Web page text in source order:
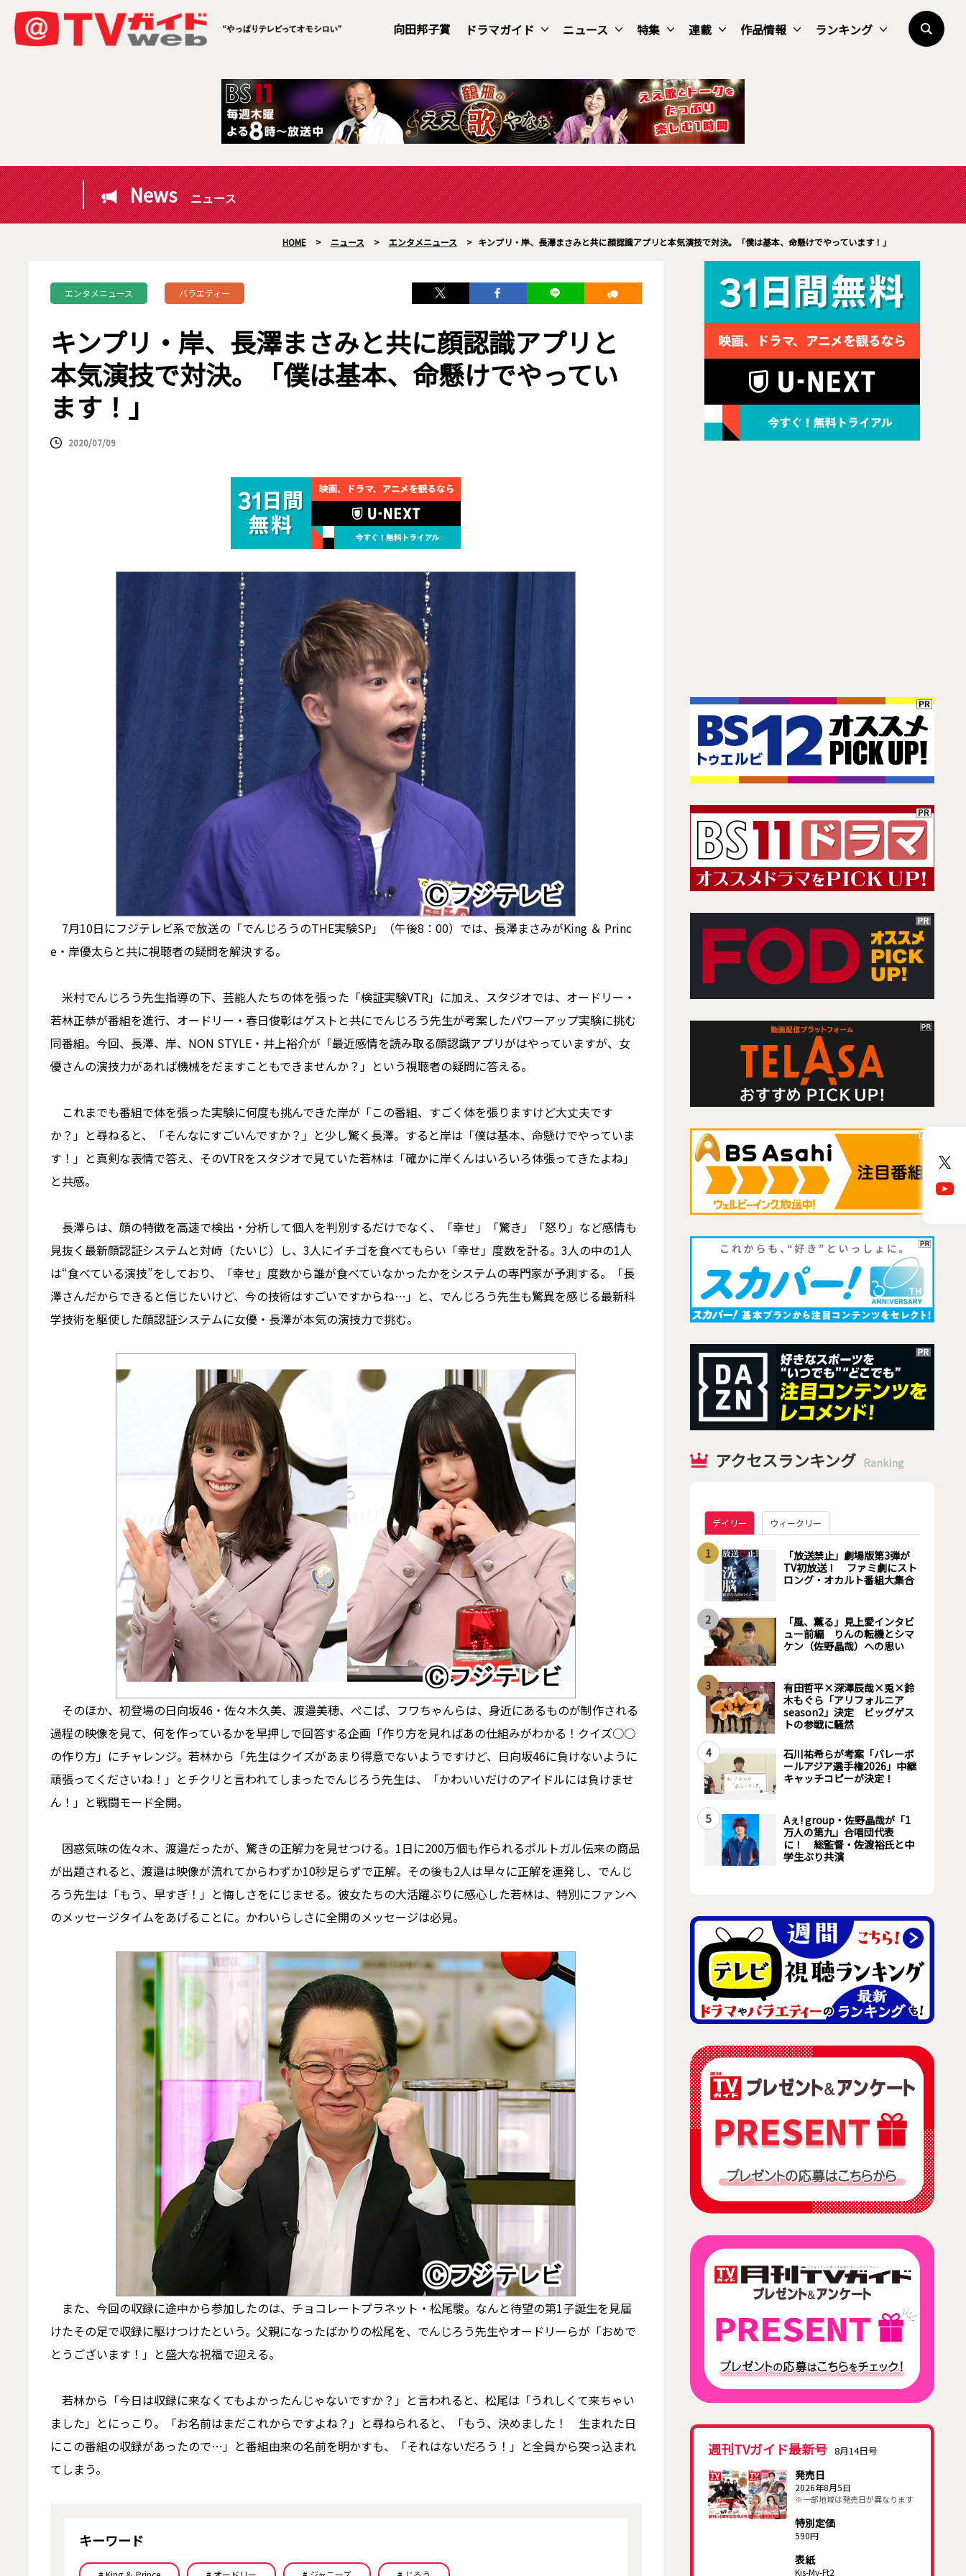
向田邦子賞 ドラマガイド ニュース 特集 連載 作品情報 ランキング
News ニュース
HOME > ニュース > エンタメニュース > キンプリ・岸、長澤まさみと共に顔認識アプリと本気演技で対決。「僕は基本、命懸けでやっています！」
エンタメニュース バラエティー
キンプリ・岸、長澤まさみと共に顔認識アプリと
本気演技で対決。「僕は基本、命懸けでやってい
ます！」
2020/07/09
7月10日にフジテレビ系で放送の「でんじろうのTHE実験SP」（午後8：00）では、長澤まさみがKing ＆ Princ
e・岸優太らと共に視聴者の疑問を解決する。
米村でんじろう先生指導の下、芸能人たちの体を張った「検証実験VTR」に加え、スタジオでは、オードリー・
若林正恭が番組を進行、オードリー・春日俊彰はゲストと共にでんじろう先生が考案したパワーアップ実験に挑む
同番組。今回、長澤、岸、NON STYLE・井上裕介が「最近感情を読み取る顔認識アプリがはやっていますが、女
優さんの演技力があれば機械をだますこともできませんか？」という視聴者の疑問に答える。
これまでも番組で体を張った実験に何度も挑んできた岸が「この番組、すごく体を張りますけど大丈夫です
か？」と尋ねると、「そんなにすごいんですか？」と少し驚く長澤。すると岸は「僕は基本、命懸けでやっていま
す！」と真剣な表情で答え、そのVTRをスタジオで見ていた若林は「確かに岸くんはいろいろ体張ってきたよね」
と共感。
長澤らは、顔の特徴を高速で検出・分析して個人を判別するだけでなく、「幸せ」「驚き」「怒り」など感情も
見抜く最新顔認証システムと対峙（たいじ）し、3人にイチゴを食べてもらい「幸せ」度数を計る。3人の中の1人
は“食べている演技”をしており、「幸せ」度数から誰が食べていなかったかをシステムの専門家が予測する。「長
澤さんだからできると信じたいけど、今の技術はすごいですからね…」と、でんじろう先生も驚異を感じる最新科
学技術を駆使した顔認証システムに女優・長澤が本気の演技力で挑む。
そのほか、初登場の日向坂46・佐々木久美、渡邉美穂、ぺこぱ、フワちゃんらは、身近にあるものが制作される
過程の映像を見て、何を作っているかを早押しで回答する企画「作り方を見ればあの仕組みがわかる！クイズ○○
の作り方」にチャレンジ。若林から「先生はクイズがあまり得意でないようですけど、日向坂46に負けないように
頑張ってくださいね！」とチクリと言われてしまったでんじろう先生は、「かわいいだけのアイドルには負けませ
ん！」と戦闘モード全開。
困惑気味の佐々木、渡邉だったが、驚きの正解力を見せつける。1日に200万個も作られるポルトガル伝来の商品
が出題されると、渡邉は映像が流れてからわずか10秒足らずで正解。その後も2人は早々に正解を連発し、でんじ
ろう先生は「もう、早すぎ！」と悔しさをにじませる。彼女たちの大活躍ぶりに感心した若林は、特別にファンへ
のメッセージタイムをあげることに。かわいらしさに全開のメッセージは必見。
また、今回の収録に途中から参加したのは、チョコレートプラネット・松尾駿。なんと待望の第1子誕生を見届
けたその足で収録に駆けつけたという。父親になったばかりの松尾を、でんじろう先生やオードリーらが「おめで
とうございます！」と盛大な祝福で迎える。
若林から「今日は収録に来なくてもよかったんじゃないですか？」と言われると、松尾は「うれしくて来ちゃい
ました」とにっこり。「お名前はまだこれからですよね？」と尋ねられると、「もう、決めました！ 生まれた日
にこの番組の収録があったので…」と番組由来の名前を明かすも、「それはないだろう！」と全員から突っ込まれ
てしまう。
キーワード
アクセスランキング Ranking
デイリー ウィークリー
1
「放送禁止」劇場版第3弾が
TV初放送！ ファミ劇にスト
ロング・オカルト番組大集合
2
「風、薫る」見上愛インタビ
ュー前編 りんの転機とシマ
ケン（佐野晶哉）への思い
3
有田哲平×深澤辰哉×兎×鈴
木もぐら「アリフォルニア
season2」決定 ビッグゲス
トの参戦に騒然
4
石川祐希らが考案「バレーボ
ールアジア選手権2026」中継
キャッチコピーが決定！
5
Aぇ! group・佐野晶哉が「1
万人の第九」合唱団代表
に！ 総監督・佐渡裕氏と中
学生ぶり共演
週刊TVガイド最新号 8月14日号
発売日
2026年8月5日
※一部地域は発売日が異なります
特別定価
590円
表紙
Kis-My-Ft2